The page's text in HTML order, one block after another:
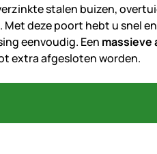
stalen buizen,
deze poort hebt u snel
eenvoudig. Een massieve
extra afgesloten worden.